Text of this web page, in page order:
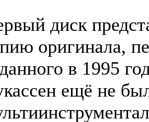
диск
оригинала,
в 1995
ещё не